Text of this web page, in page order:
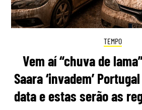
TEMPO
Vem aí “chuva de
Saara ‘invadem’
data e estas serão as